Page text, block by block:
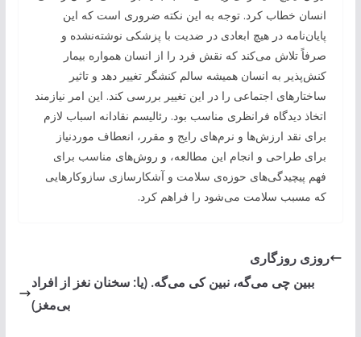
انسان خطاب کرد. توجه به این نکته ضروری است که این
پایان‌نامه در هیچ ابعادی در ضدیت با پزشکی نوشته‌نشده و
صرفاً تلاش می‌کند که نقش فرد را از انسان همواره بیمار
کنش‌پذیر به انسان همیشه سالم کنشگر تغییر دهد و تاثیر
ساختارهای اجتماعی را در این تغییر بررسی کند. این امر نیازمند
اتخاذ دیدگاه فرانظری مناسب بود. رئالیسم نقادانه اسباب لازم
برای نقد ارزش‌ها و نرم‌های رایج و مقرر، انعطاف موردنیاز
برای طراحی و انجام این مطالعه، و روش‌های مناسب برای
فهم پیچیدگی‌های حوزه‌ی سلامت و آشکارسازی سازوکارهایی
که مسبب سلامت می‌شود را فراهم کرد.
‌روزی روزگاری
ببین چی می‌گه، نبین کی می‌گه. (یا: سخنان نغز از افراد
بی‌مغز)